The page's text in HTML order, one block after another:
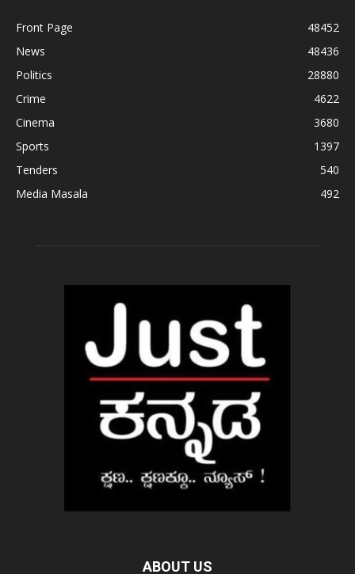
Front Page
48452
News
48436
Politics
28880
Crime
4622
Cinema
3680
Sports
1397
Tenders
540
Media Masala
492
ABOUT US